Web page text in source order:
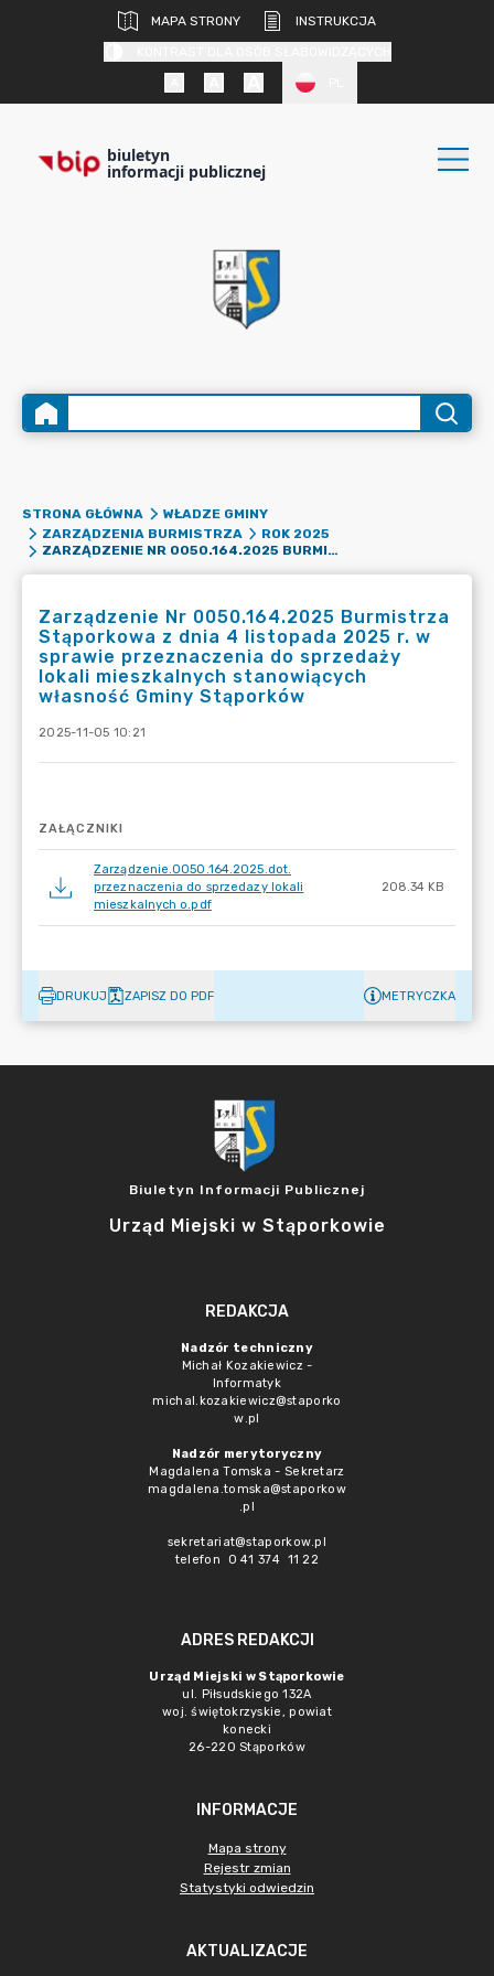
MAPA STRONY
INSTRUKCJA
biuletyn
informacji publicznej
STRONA GŁÓWNA
WŁADZE GMINY
ZARZĄDZENIA BURMISTRZA
ROK 2025
ZARZĄDZENIE NR 0050.164.2025 BURMISTRZA STĄPORKOWA Z DNIA 4 LISTOPADA 2025 R. W SPRAWIE PRZEZNACZENIA DO SPRZEDAŻY LOKALI MIESZKALNYCH STANOWIĄCYCH WŁASNOŚĆ GMINY STĄPORKÓW
Zarządzenie Nr 0050.164.2025 Burmistrza
Stąporkowa z dnia 4 listopada 2025 r. w
sprawie przeznaczenia do sprzedaży
lokali mieszkalnych stanowiących
własność Gminy Stąporków
2025-11-05 10:21
ZAŁĄCZNIKI
Zarządzenie.0050.164.2025.dot.
przeznaczenia do sprzedazy lokali
mieszkalnych o.pdf
208.34 KB
DRUKUJ ZAPISZ DO PDF METRYCZKA
Biuletyn Informacji Publicznej
Urząd Miejski w Stąporkowie
REDAKCJA
Nadzór techniczny
Michał Kozakiewicz -
Informatyk
michal.kozakiewicz@staporko
w.pl
Nadzór merytoryczny
Magdalena Tomska - Sekretarz
magdalena.tomska@staporkow
.pl
sekretariat@staporkow.pl
telefon 0 41 374 11 22
ADRES REDAKCJI
Urząd Miejski w Stąporkowie
ul. Piłsudskiego 132A
woj. świętokrzyskie, powiat
konecki
26-220 Stąporków
INFORMACJE
Mapa strony
Rejestr zmian
Statystyki odwiedzin
AKTUALIZACJE